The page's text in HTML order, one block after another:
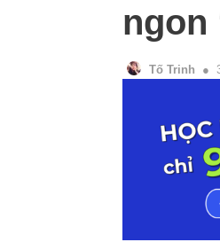
ngon
Tố Trinh